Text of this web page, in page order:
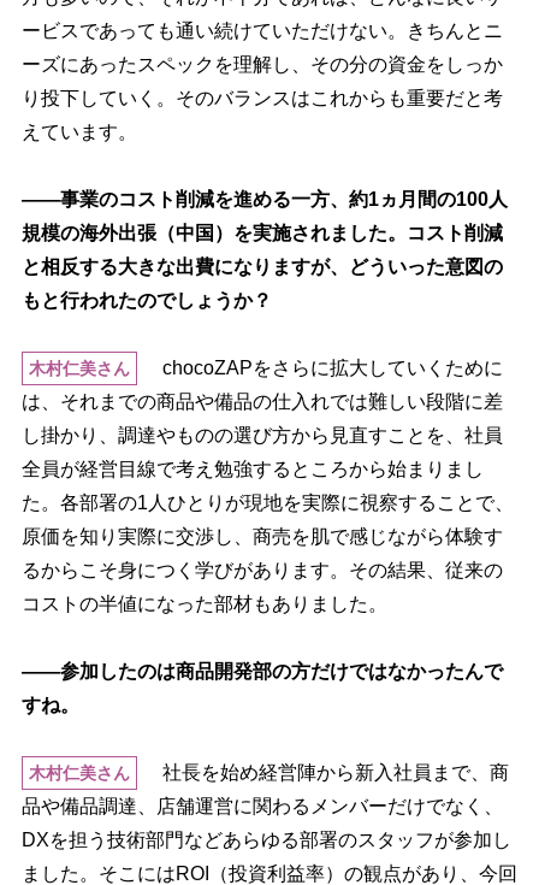
ービスであっても通い続けていただけない。きちんとニ
ーズにあったスペックを理解し、その分の資金をしっか
り投下していく。そのバランスはこれからも重要だと考
えています。
――事業のコスト削減を進める一方、約1ヵ月間の100人
規模の海外出張（中国）を実施されました。コスト削減
と相反する大きな出費になりますが、どういった意図の
もと行われたのでしょうか？
木村仁美さん
chocoZAPをさらに拡大していくために
は、それまでの商品や備品の仕入れでは難しい段階に差
し掛かり、調達やものの選び方から見直すことを、社員
全員が経営目線で考え勉強するところから始まりまし
た。各部署の1人ひとりが現地を実際に視察することで、
原価を知り実際に交渉し、商売を肌で感じながら体験す
るからこそ身につく学びがあります。その結果、従来の
コストの半値になった部材もありました。
――参加したのは商品開発部の方だけではなかったんで
すね。
木村仁美さん
社長を始め経営陣から新入社員まで、商
品や備品調達、店舗運営に関わるメンバーだけでなく、
DXを担う技術部門などあらゆる部署のスタッフが参加し
ました。そこにはROI（投資利益率）の観点があり、今回